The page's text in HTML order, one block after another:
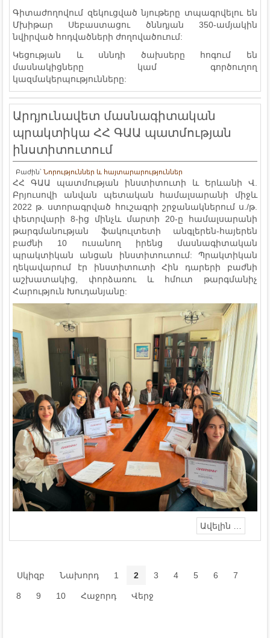
Գիտաժողովում զեկուցված նյութերը տպագրվելու են
Մխիթար Սեբաստացու ծննդյան 350-ամյակին
նվիրված հոդվածների ժողովածուում:
Կեցության և սննդի ծախսերը հոգում են
մասնակիցները կամ գործուղող
կազմակերպությունները:
Արդյունավետ մասնագիտական
պրակտիկա ՀՀ ԳԱԱ պատմության
ինստիտուտում
Բաժին՝ Նորություններ և հայտարարություններ
ՀՀ ԳԱԱ պատմության ինստիտուտի և Երևանի Վ.
Բրյուսովի անվան պետական համալսարանի միջև
2022 թ. ստորագրված հուշագրի շրջանակներում ս./թ.
փետրվարի 8-ից մինչև մարտի 20-ը համալսարանի
թարգմանության ֆակուլտետի անգլերեն-հայերեն
բաժնի 10 ուսանող իրենց մասնագիտական
պրակտիկան անցան ինստիտուտում: Պրակտիկան
ղեկավարում էր ինստիտուտի Հին դարերի բաժնի
աշխատակից, փորձառու և հմուտ թարգմանիչ
Հարություն Խուդանյանը:
Ավելին …
Սկիզբ Նախորդ 1 2 3 4 5 6 7
8 9 10 Հաջորդ Վերջ